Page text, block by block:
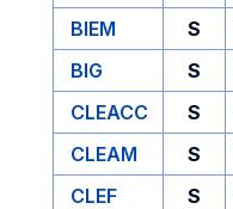
BIEM
S
BIG
S
CLEACC
S
CLEAM
S
CLEF
S